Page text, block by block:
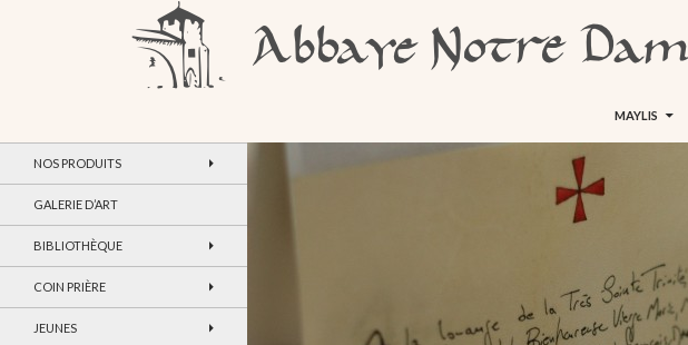
MAYLIS
NOS PRODUITS
GALERIE D’ART
BIBLIOTHÈQUE
COIN PRIÈRE
JEUNES